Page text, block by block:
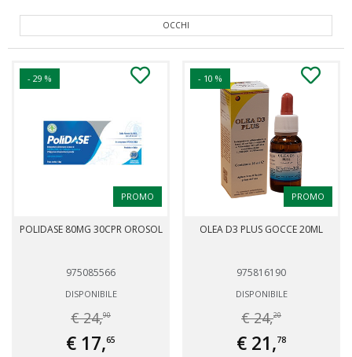
CICLO MESTRUALE E MENOPAUSA
- 29 %
PROMO
POLIDASE 80MG 30CPR OROSOL
975085566
DISPONIBILE
€ 24,90
€ 17,65
- 10 %
PROMO
OLEA D3 PLUS GOCCE 20ML
975816190
DISPONIBILE
€ 24,20
€ 21,78